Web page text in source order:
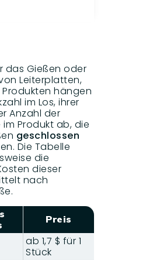
das Gießen oder
Leiterplatten,
hängen
im Los, ihrer
Anzahl der
Produkt ab, die
geschlossen
Die Tabelle
die
dieser
nach
Preis
ab 1,7 $ für 1
Stück